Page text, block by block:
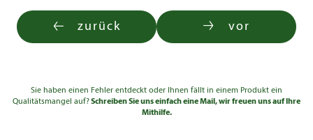
zurück vor
Sie haben einen Fehler entdeckt oder Ihnen fällt in einem Produkt ein
Qualitätsmangel auf?Schreiben Sie uns einfach eine Mail, wir freuen uns auf Ihre
Mithilfe.